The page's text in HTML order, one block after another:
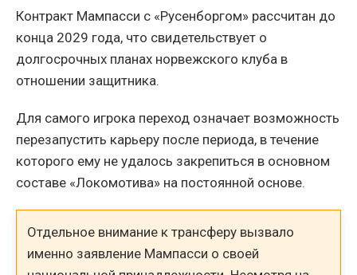
Контракт Мампасси с «Русенборгом» рассчитан до
конца 2029 года, что свидетельствует о
долгосрочных планах норвежского клуба в
отношении защитника.
Для самого игрока переход означает возможность
перезапустить карьеру после периода, в течение
которого ему не удалось закрепиться в основном
составе «Локомотива» на постоянной основе.
Отдельное внимание к трансферу вызвало
именно заявление Мампасси о своей